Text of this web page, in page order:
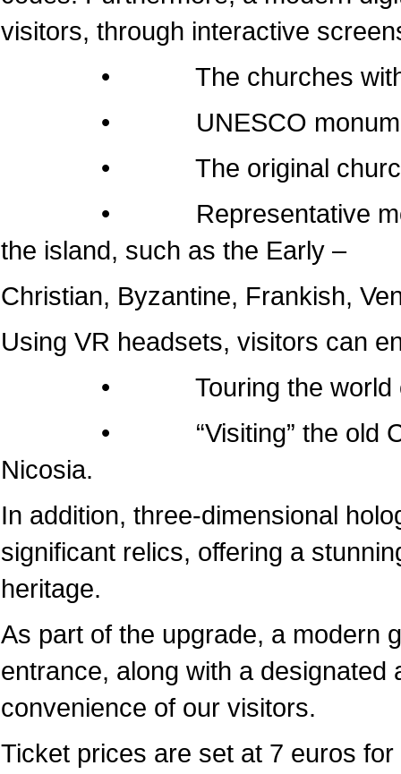
visitors, through interactive
• The churches within
• UNESCO
• The original churches
• Representative
the island, such as the Early –
Christian, Byzantine, Frankish,
Using VR headsets, visitors can
• Touring the world of
• “Visiting” the old
Nicosia.
In addition, three-dimensional
significant relics, offering a
heritage.
As part of the upgrade, a modern
entrance, along with a
convenience of our visitors.
Ticket prices are set at 7 euros